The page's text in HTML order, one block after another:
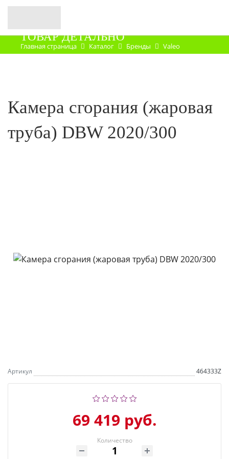
ТОВАР ДЕТАЛЬНО
Главная страница Каталог Бренды
Valeo
Запасные части
Камера сгорания (жаровая
труба) DBW 2020/300
Артикул 464333Z
69 419 руб.
Количество